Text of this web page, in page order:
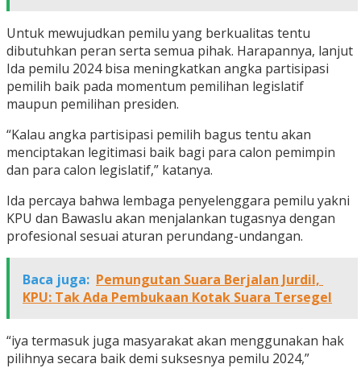
Untuk mewujudkan pemilu yang berkualitas tentu
dibutuhkan peran serta semua pihak. Harapannya, lanjut
Ida pemilu 2024 bisa meningkatkan angka partisipasi
pemilih baik pada momentum pemilihan legislatif
maupun pemilihan presiden.
“Kalau angka partisipasi pemilih bagus tentu akan
menciptakan legitimasi baik bagi para calon pemimpin
dan para calon legislatif,” katanya.
Ida percaya bahwa lembaga penyelenggara pemilu yakni
KPU dan Bawaslu akan menjalankan tugasnya dengan
profesional sesuai aturan perundang-undangan.
Baca juga: Pemungutan Suara Berjalan Jurdil,
KPU: Tak Ada Pembukaan Kotak Suara Tersegel
“iya termasuk juga masyarakat akan menggunakan hak
pilihnya secara baik demi suksesnya pemilu 2024,”